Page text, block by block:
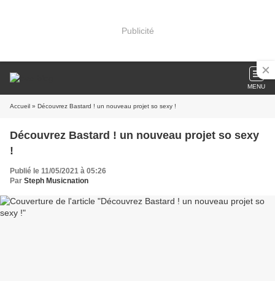
Publicité
MENU
Accueil » Découvrez Bastard ! un nouveau projet so sexy !
Découvrez Bastard ! un nouveau projet so sexy
!
Publié le 11/05/2021 à 05:26
Par Steph Musicnation